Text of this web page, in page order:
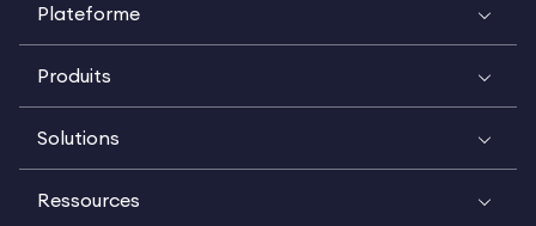
Plateforme
Produits
Solutions
Ressources